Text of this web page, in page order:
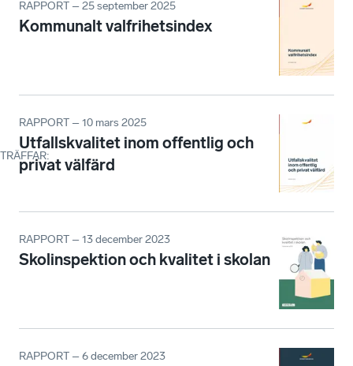
TRÄFFAR:
RAPPORT – 25 september 2025
Kommunalt valfrihetsindex
RAPPORT – 10 mars 2025
Utfallskvalitet inom offentlig och
privat välfärd
RAPPORT – 13 december 2023
Skolinspektion och kvalitet i skolan
RAPPORT – 6 december 2023